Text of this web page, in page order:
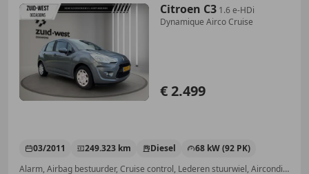
Citroen C3 1.6 e-HDi
Dynamique Airco Cruise
€ 2.499
03/2011 249.323 km Diesel
68 kW (92 PK)
Alarm, Airbag bestuurder, Cruise control, Lederen stuurwiel, Airconditioning, CD, Airbag passagier, Radio